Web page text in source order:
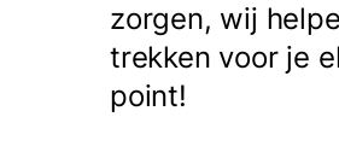
zorgen, wij
trekken voor je
point!